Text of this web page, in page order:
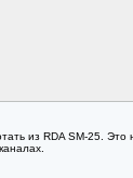
из RDA SM-25.